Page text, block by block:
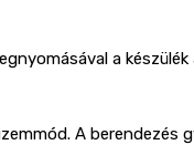
a
A